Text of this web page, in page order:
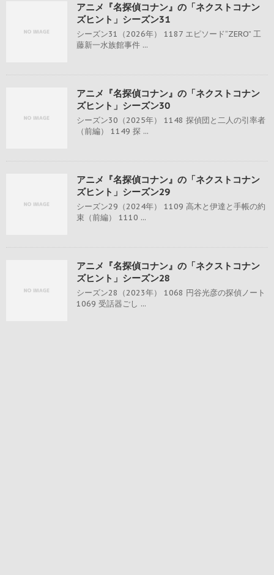
アニメ『名探偵コナン』の「ネクストコナン
ズヒント」シーズン31
シーズン31（2026年） 1187 エピソード“ZERO” 工
藤新一水族館事件 ...
アニメ『名探偵コナン』の「ネクストコナン
ズヒント」シーズン30
シーズン30（2025年） 1148 探偵団と二人の引率者
（前編） 1149 探 ...
アニメ『名探偵コナン』の「ネクストコナン
ズヒント」シーズン29
シーズン29（2024年） 1109 高木と伊達と手帳の約
束（前編） 1110 ...
アニメ『名探偵コナン』の「ネクストコナン
ズヒント」シーズン28
シーズン28（2023年） 1068 円谷光彦の探偵ノート
1069 受話器ごし ...